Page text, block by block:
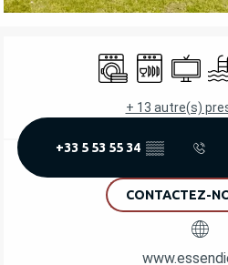
OUVERTURE ET
Lave lingeLave vaisselle
+ 13 autre(s)
+33 5 53 55 34 ▒▒
CONTACTEZ-